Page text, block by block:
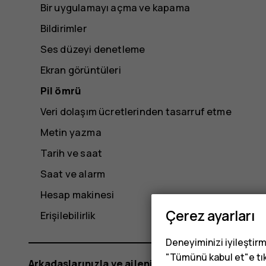
Bir uygulamayı açma ve kapama
Bildirimler
Ses düzeyi denetleme
Ekran görüntüleri
Pil ömrü
Veri dolaşım ücretlerinden tasarruf etme
Metin yazma
Tarih ve saat
Saat ve alarm
Hesap makinesi
Erişilebilirlik
Arkadaşlarınızla ve ailenizle bağlantı
Çerez ayarları
Deneyiminizi
"Tümünü kabul et"e